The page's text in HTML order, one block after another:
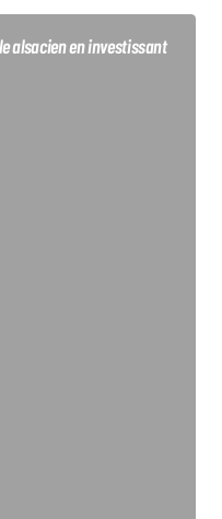
alsacien en investissant